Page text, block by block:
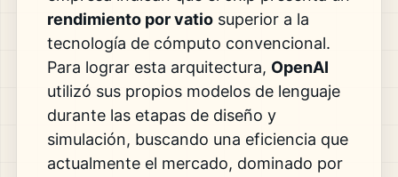
rendimiento por vatiosuperior a la
tecnología de cómputo convencional.
Para lograr esta arquitectura, OpenAI
utilizó sus propios modelos de lenguaje
durante las etapas de diseño y
simulación, buscando una eficiencia que
actualmente el mercado, dominado por